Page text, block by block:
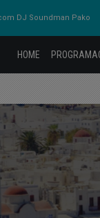
DJ Soundman Pako
HOME